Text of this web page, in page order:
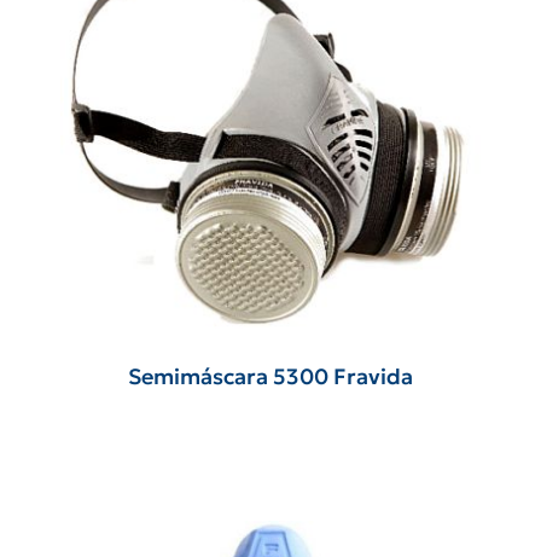
Semimáscara 5300 Fravida